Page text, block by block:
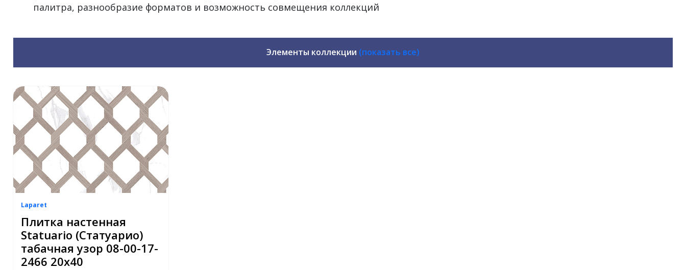
палитра, разнообразие форматов и возможность совмещения коллекций
Элементы коллекции (показать все)
Laparet
Плитка настенная
Statuario (Статуарио)
табачная узор 08-00-17-
2466 20х40